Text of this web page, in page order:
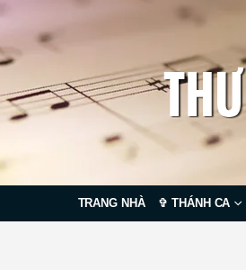
TRANG NHÀ ✞ THÁNH CA